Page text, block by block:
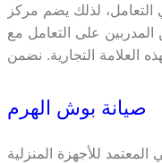
لذلك يضم مركز
على التعامل مع
صيانة بوش الهرم
للأجهزة المنزلية